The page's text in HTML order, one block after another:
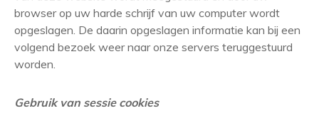
browser op uw harde schrijf van uw computer wordt
opgeslagen. De daarin opgeslagen informatie kan bij een
volgend bezoek weer naar onze servers teruggestuurd
worden.
Gebruik van sessie cookies